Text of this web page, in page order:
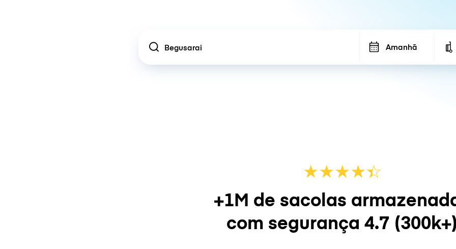
Location Amanhã
★★★★☆
★
+1M de sacolas
com segurança 4.7 (300k+)